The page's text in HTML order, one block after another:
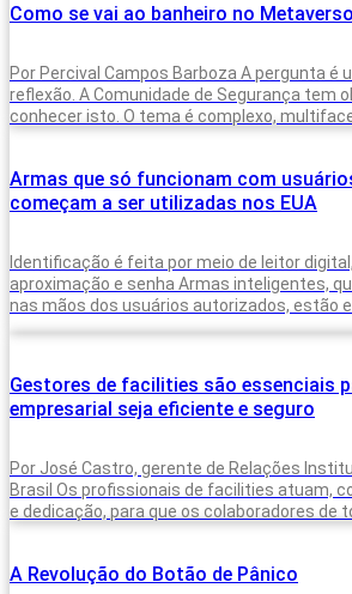
Como se vai ao banheiro no
Por Percival Campos Barboza A pergunta é
reflexão. A Comunidade de Segurança tem
conhecer isto. O tema é complexo,
Armas que só funcionam com
começam a ser utilizadas nos EUA
Identificação é feita por meio de leitor
aproximação e senha Armas inteligentes,
nas mãos dos usuários autorizados, estão
Gestores de facilities são essenciais
empresarial seja eficiente e seguro
Por José Castro, gerente de Relações
Brasil Os profissionais de facilities atuam,
e dedicação, para que os colaboradores de
A Revolução do Botão de Pânico